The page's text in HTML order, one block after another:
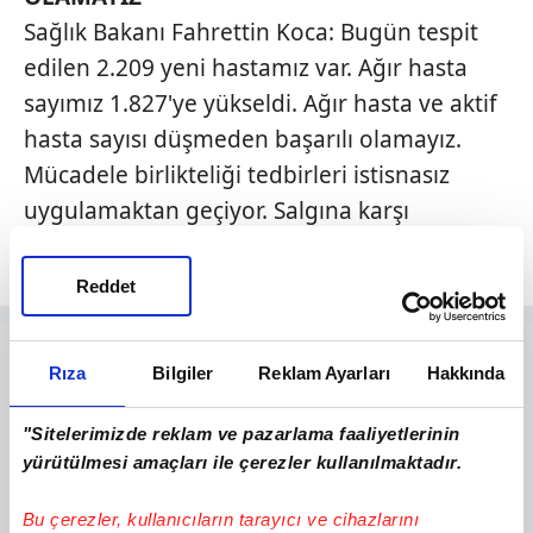
Rıza Bilgiler Reklam Ayarları Hakkında
"Sitelerimizde reklam ve pazarlama faaliyetlerinin
yürütülmesi amaçları ile çerezler kullanılmaktadır.
Bu çerezler, kullanıcıların tarayıcı ve cihazlarını
Reddet
Sağlık Bakanı Fahrettin Koca: Bugün tespit
edilen 2.209 yeni hastamız var. Ağır hasta
sayımız 1.827'ye yükseldi. Ağır hasta ve aktif
hasta sayısı düşmeden başarılı olamayız.
Mücadele birlikteliği tedbirleri istisnasız
uygulamaktan geçiyor. Salgına karşı